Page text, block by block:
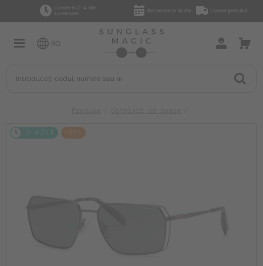
Livrare în 2–4 zile
lucrătoare
Returnare în 14 zile Livrare gratuită
RO
2-4 ZILE -25%